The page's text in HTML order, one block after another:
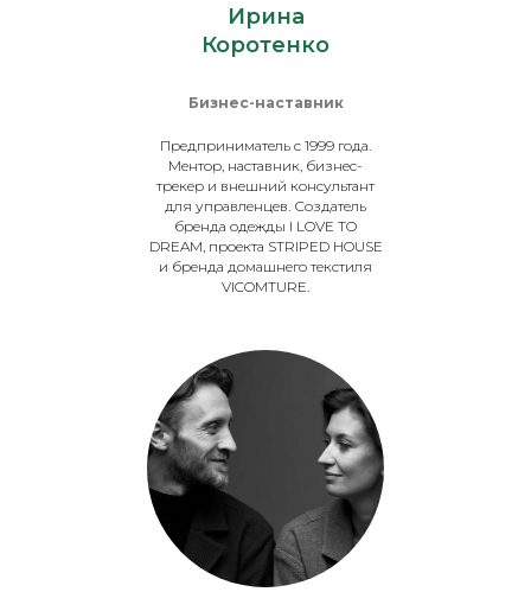
Ирина
Коротенко
Бизнес-наставник
Предприниматель с 1999 года.
Ментор, наставник, бизнес-
трекер и внешний консультант
для управленцев. Создатель
бренда одежды I LOVE TO
DREAM, проекта STRIPED HOUSE
и бренда домашнего текстиля
VICOMTURE.